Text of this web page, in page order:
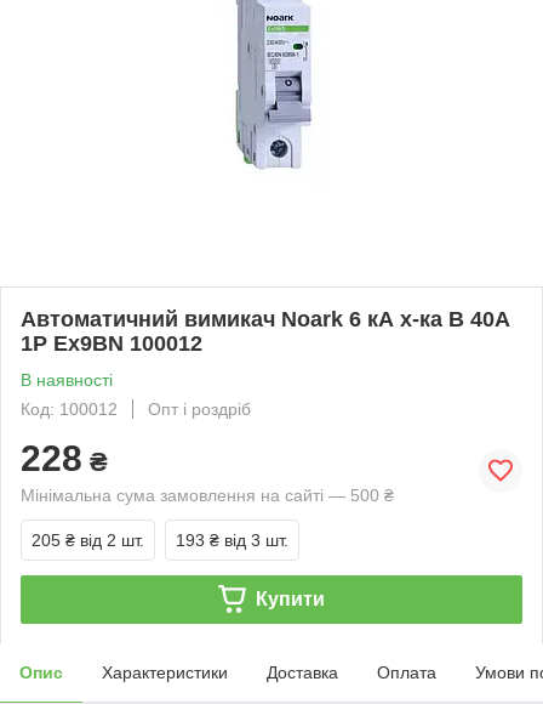
Автоматичний вимикач Noark 6 кА х-ка B 40А
1P Ex9BN 100012
В наявності
Код: 100012
Опт і роздріб
228 ₴
Мінімальна сума замовлення на сайті — 500 ₴
205 ₴ від 2 шт. 193 ₴ від 3 шт.
Купити
Опис Характеристики Доставка Оплата Умови